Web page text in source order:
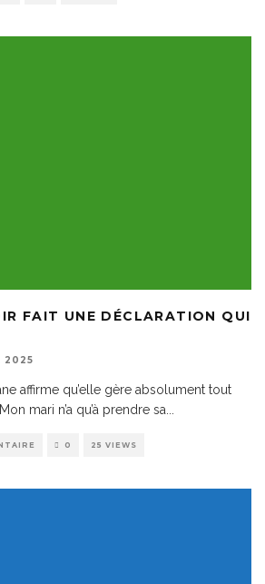
FAIT UNE DÉCLARATION QUI
2025
affirme qu’elle gère absolument tout
mari n’a qu’à prendre sa
0 25 VIEWS